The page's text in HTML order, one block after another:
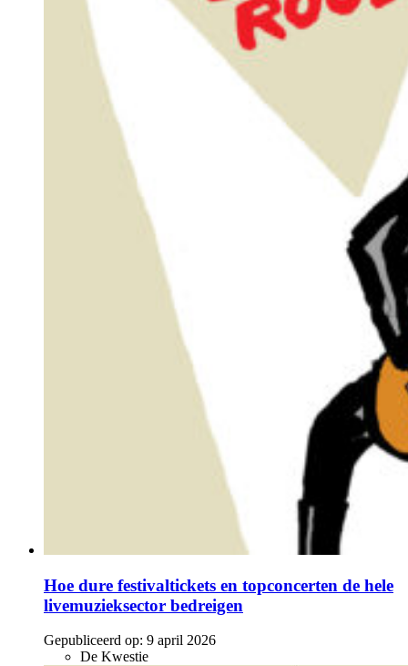
Hoe dure festivaltickets en topconcerten de hele
livemuzieksector bedreigen
Gepubliceerd op: 9 april 2026
De Kwestie